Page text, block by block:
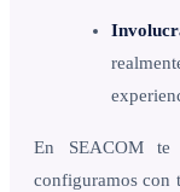
En SEACOM
configuramos con